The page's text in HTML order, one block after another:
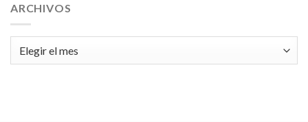
ARCHIVOS